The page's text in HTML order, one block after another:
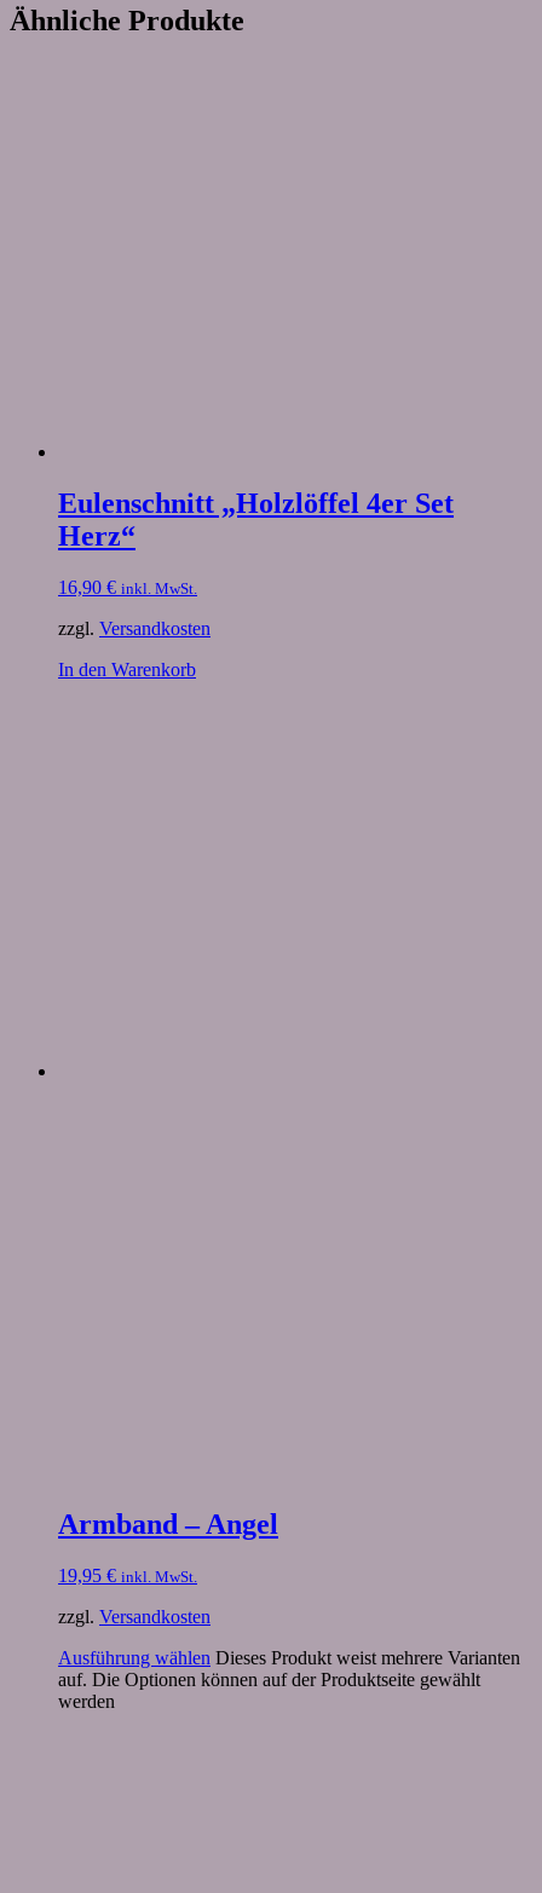
Ähnliche Produkte
Eulenschnitt „Holzlöffel 4er Set
Herz“
16,90 € inkl. MwSt.
zzgl. Versandkosten
In den Warenkorb
Armband – Angel
19,95 € inkl. MwSt.
zzgl. Versandkosten
Ausführung wählen Dieses Produkt weist mehrere Varianten
auf. Die Optionen können auf der Produktseite gewählt
werden